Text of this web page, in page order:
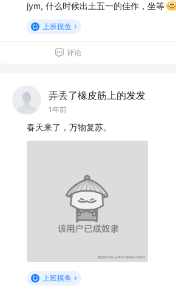
jym, 什么时候出土五一的佳作，坐等
上班摸鱼
评论
弄丢了橡皮筋上的发发
1年前
春天来了，万物复苏。
上班摸鱼